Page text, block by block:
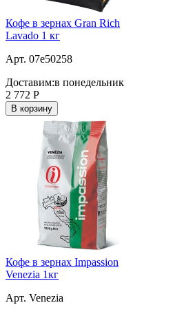
Кофе в зернах Gran Rich
Lavado 1 кг
Арт. 07e50258
Доставим:в понедельник
2 772 Р
В корзину
Кофе в зернах Impassion
Venezia 1кг
Арт. Venezia